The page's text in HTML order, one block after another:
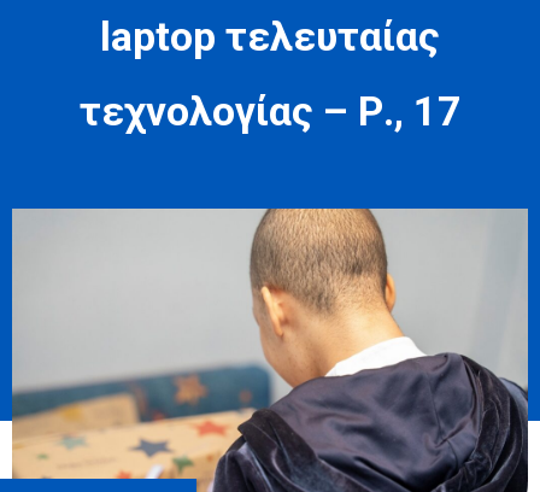
laptop τελευταίας
τεχνολογίας – Ρ., 17